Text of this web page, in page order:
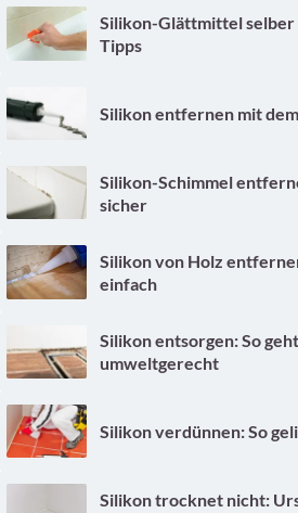
Silikon-Glättmittel selber
Tipps
Silikon entfernen mit
Silikon-Schimmel
sicher
Silikon von Holz
einfach
Silikon entsorgen: So
umweltgerecht
Silikon verdünnen: So
Silikon trocknet nicht: